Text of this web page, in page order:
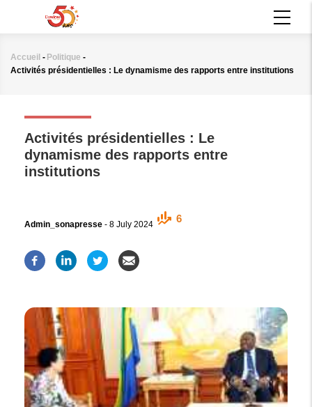
principal
Fil
Accueil - Politique -
Activités présidentielles : Le dynamisme des rapports entre institutions
Activités présidentielles : Le
dynamisme des rapports entre
institutions
Admin_sonapresse - 8 July 2024
6